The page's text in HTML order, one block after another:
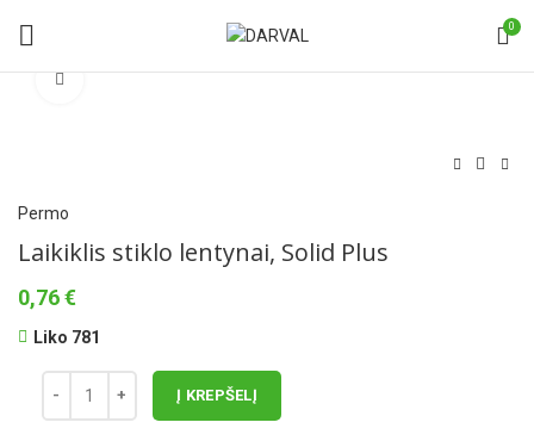
0
Permo
Laikiklis stiklo lentynai, Solid Plus
0,76€
Liko 781
Į KREPŠELĮ